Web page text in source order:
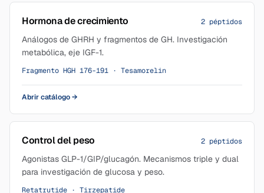
Hormona de crecimiento 2 péptidos
Análogos de GHRH y fragmentos de GH. Investigación
metabólica, eje IGF-1.
Fragmento HGH 176-191 · Tesamorelin
Abrir catálogo→
Control del peso 2 péptidos
Agonistas GLP-1/GIP/glucagón. Mecanismos triple y dual
para investigación de glucosa y peso.
Retatrutide · Tirzepatide